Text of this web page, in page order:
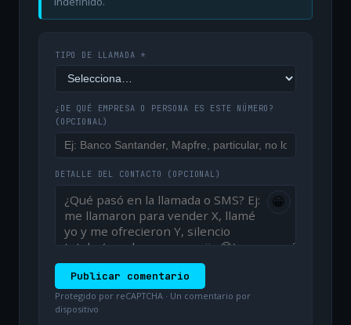
TIPO DE LLAMADA *
¿DE QUÉ EMPRESA O PERSONA ES ESTE NÚMERO?
(OPCIONAL)
DETALLE DEL CONTACTO (OPCIONAL)
😀
Publicar comentario
Protegido por reCAPTCHA · Un comentario por
dispositivo